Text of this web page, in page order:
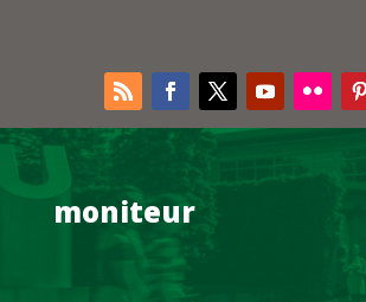
moniteur